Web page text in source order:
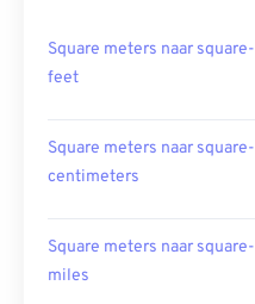
Square meters naar square-
feet
Square meters naar square-
centimeters
Square meters naar square-
miles